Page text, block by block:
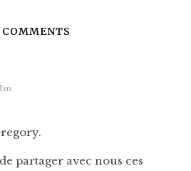
COMMENTS
partager avec nous ces